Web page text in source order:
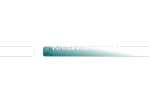
Kreativitet Mødes